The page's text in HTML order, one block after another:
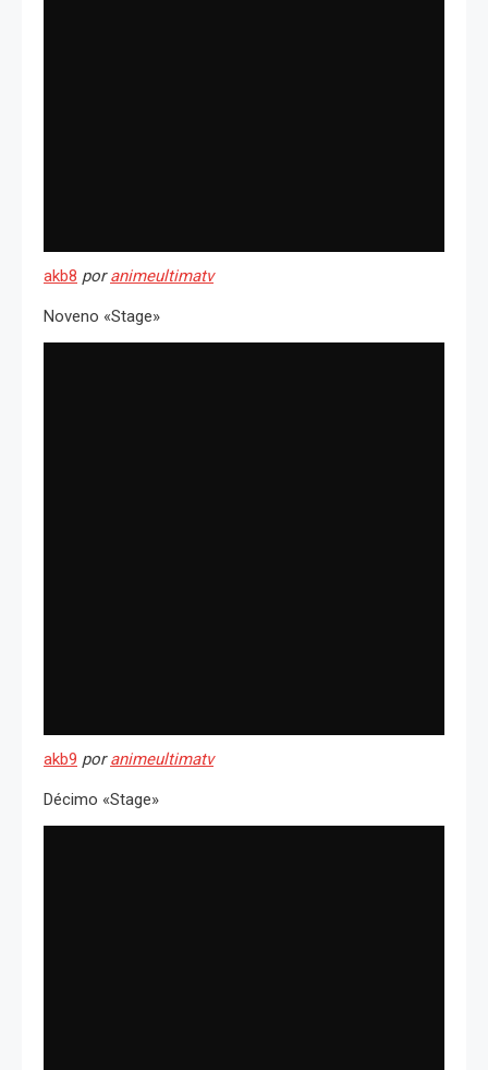
akb8 poranimeultimatv
Noveno «Stage»
akb9 poranimeultimatv
Décimo «Stage»